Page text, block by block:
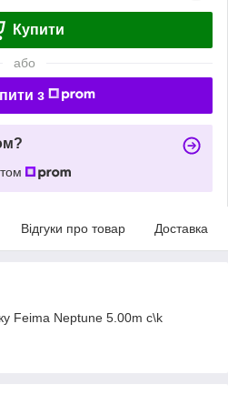
Купити
або
з
Відгуки про товар Доставка
Feima Neptune 5.00m c\k